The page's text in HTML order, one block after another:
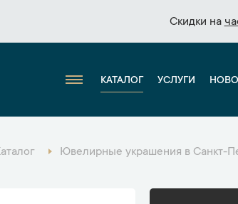
Скидки на
Скидки на
КАТАЛОГ УСЛУГИ
Ювелирные украшения в Санкт-